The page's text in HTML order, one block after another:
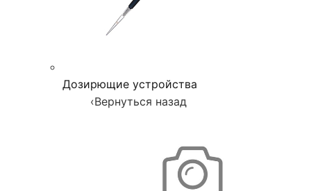
Дозирющие устройства
‹Вернуться назад